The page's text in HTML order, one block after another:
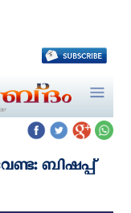
ബിഷപ്പ്